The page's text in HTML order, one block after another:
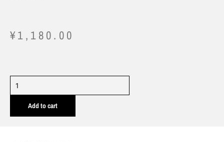
¥1,180.00
简
列
Add to cart